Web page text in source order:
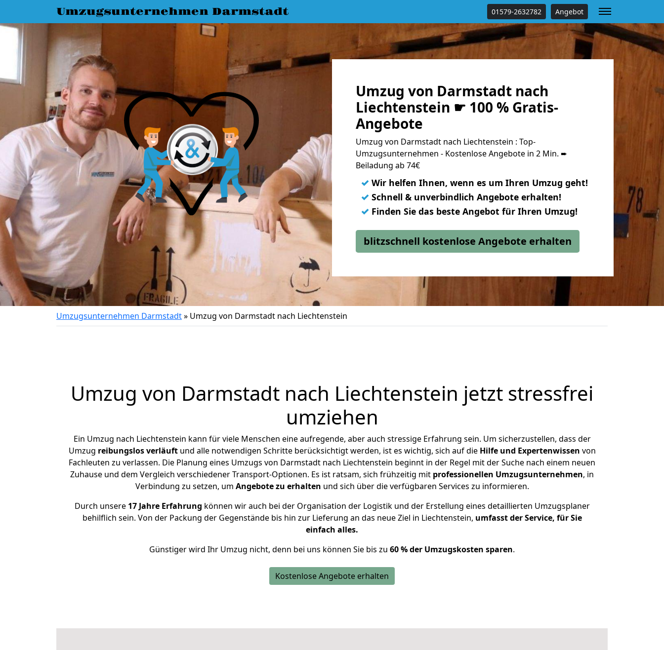
Umzugsunternehmen Darmstadt 01579-2632782 Angebot
Umzug von Darmstadt nach
Liechtenstein ☛ 100 % Gratis-
Angebote
Umzug von Darmstadt nach Liechtenstein : Top-
Umzugsunternehmen - Kostenlose Angebote in 2 Min. ➨
Beiladung ab 74€
✓ Wir helfen Ihnen, wenn es um Ihren Umzug geht!
✓ Schnell & unverbindlich Angebote erhalten!
✓ Finden Sie das beste Angebot für Ihren Umzug!
blitzschnell kostenlose Angebote erhalten
Umzugsunternehmen Darmstadt» Umzug von Darmstadt nach Liechtenstein
Umzug von Darmstadt nach Liechtenstein jetzt stressfrei
umziehen
Ein Umzug nach Liechtenstein kann für viele Menschen eine aufregende, aber auch stressige Erfahrung sein. Um sicherzustellen, dass der
Umzug reibungslos verläuftund alle notwendigen Schritte berücksichtigt werden, ist es wichtig, sich auf die Hilfe und Expertenwissen von
Fachleuten zu verlassen. Die Planung eines Umzugs von Darmstadt nach Liechtenstein beginnt in der Regel mit der Suche nach einem neuen
Zuhause und dem Vergleich verschiedener Transport-Optionen. Es ist ratsam, sich frühzeitig mit professionellen Umzugsunternehmen, in
Verbindung zu setzen, um Angebote zu erhalten und sich über die verfügbaren Services zu informieren.
Durch unsere 17 Jahre Erfahrung können wir auch bei der Organisation der Logistik und der Erstellung eines detaillierten Umzugsplaner
behilflich sein. Von der Packung der Gegenstände bis hin zur Lieferung an das neue Ziel in Liechtenstein, umfasst der Service, für Sie
einfach alles.
Günstiger wird Ihr Umzug nicht, denn bei uns können Sie bis zu 60 % der Umzugskosten sparen.
Kostenlose Angebote erhalten